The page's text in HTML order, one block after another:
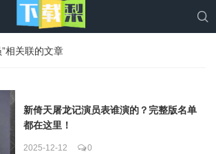

相关联的文章
新倚天屠龙记演员表谁演的？完整版名单
都在这里！
2025-12-12 0